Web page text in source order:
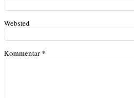
Websted
Kommentar *